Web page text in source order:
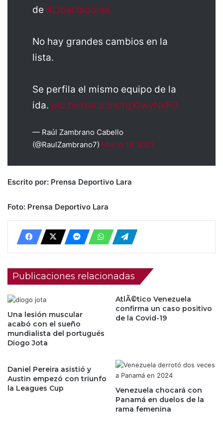
de #Libertadores
No hay grandes cambios en la
lista.
Se perfila el mismo equipo de la
ida. pic.twitter.com/rqXtwvNxFO
— Raúl Zambrano Cabello
(@RaulZambrano7) March 16, 2021
Escrito por: Prensa Deportivo Lara
Foto: Prensa Deportivo Lara
Publicaciones relacionadas
Una lesión muscular
acabó con el sueño
mundialista del portugués
Diogo Jota
AtlÃ©tico Venezuela
confirma un caso positivo
de la Covid-19
Daniel Pereira asistió y
Austin empezó con triunfo
la Leagues Cup
Venezuela chocará con
Panamá en duelos de la
rama femenina